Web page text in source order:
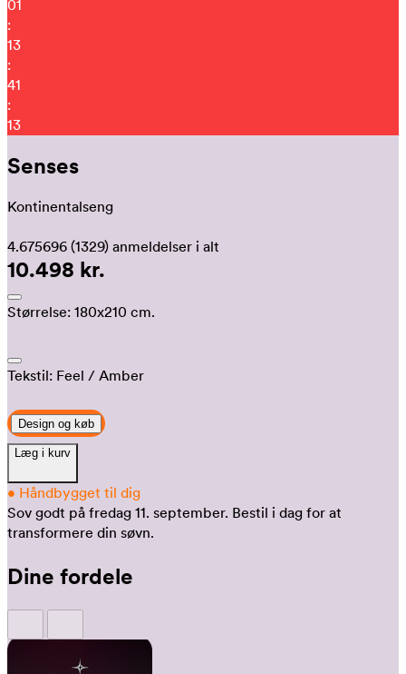
01
:
13
:
41
:
04
Senses
Kontinentalseng
4.675696 (1329) anmeldelser i alt
10.498 kr.
Størrelse: 180x210 cm.
Tekstil: Feel / Amber
Design og køb
Læg i kurv
• Håndbygget til dig
Sov godt på fredag 11. september. Bestil i dag for at
transformere din søvn.
Dine fordele